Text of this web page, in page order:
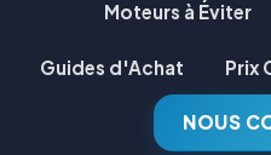
Moteurs à Éviter
Guides d'Achat Prix
NOUS